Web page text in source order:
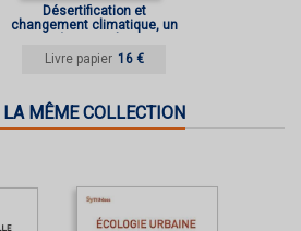
Désertification et
changement climatique, un
Livre papier 16 €
MÊME COLLECTION